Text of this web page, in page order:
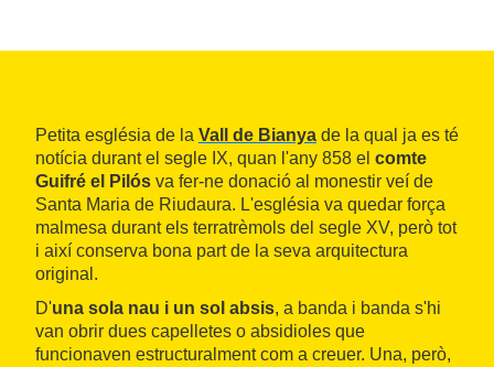
Petita església de la Vall de Bianya de la qual ja es té
notícia durant el segle IX, quan l'any 858 el comte
Guifré el Pilós va fer-ne donació al monestir veí de
Santa Maria de Riudaura. L'església va quedar força
malmesa durant els terratrèmols del segle XV, però tot
i així conserva bona part de la seva arquitectura
original.
D'una sola nau i un sol absis, a banda i banda s'hi
van obrir dues capelletes o absidioles que
funcionaven estructuralment com a creuer. Una, però,